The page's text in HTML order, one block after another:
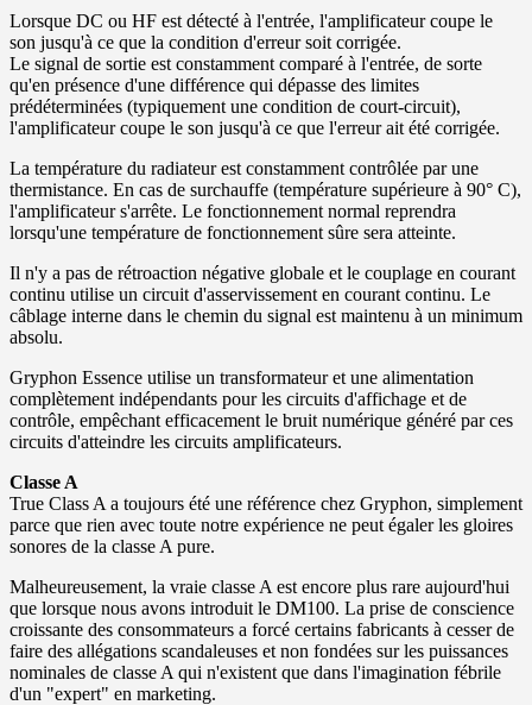
Lorsque DC ou HF est détecté à l'entrée, l'amplificateur coupe le
son jusqu'à ce que la condition d'erreur soit corrigée.
Le signal de sortie est constamment comparé à l'entrée, de sorte
qu'en présence d'une différence qui dépasse des limites
prédéterminées (typiquement une condition de court-circuit),
l'amplificateur coupe le son jusqu'à ce que l'erreur ait été corrigée.
La température du radiateur est constamment contrôlée par une
thermistance. En cas de surchauffe (température supérieure à 90° C),
l'amplificateur s'arrête. Le fonctionnement normal reprendra
lorsqu'une température de fonctionnement sûre sera atteinte.
Il n'y a pas de rétroaction négative globale et le couplage en courant
continu utilise un circuit d'asservissement en courant continu. Le
câblage interne dans le chemin du signal est maintenu à un minimum
absolu.
Gryphon Essence utilise un transformateur et une alimentation
complètement indépendants pour les circuits d'affichage et de
contrôle, empêchant efficacement le bruit numérique généré par ces
circuits d'atteindre les circuits amplificateurs.
Classe A
True Class A a toujours été une référence chez Gryphon, simplement
parce que rien avec toute notre expérience ne peut égaler les gloires
sonores de la classe A pure.
Malheureusement, la vraie classe A est encore plus rare aujourd'hui
que lorsque nous avons introduit le DM100. La prise de conscience
croissante des consommateurs a forcé certains fabricants à cesser de
faire des allégations scandaleuses et non fondées sur les puissances
nominales de classe A qui n'existent que dans l'imagination fébrile
d'un "expert" en marketing.